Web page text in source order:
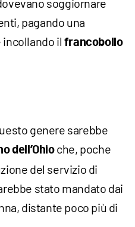
soggiornare
pagando una
incollando il francobollo
genere sarebbe
dell’Ohioche, poche
del servizio di
stato mandato dai
distante poco più di